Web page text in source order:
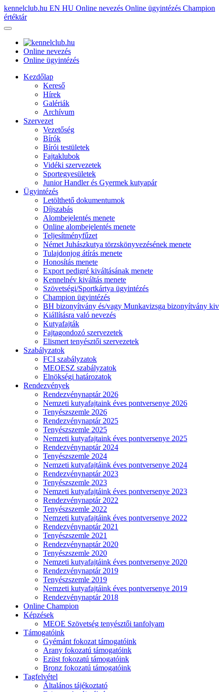
kennelclub.hu EN HU Online nevezés Online ügyintézés Champion
értéktár
Online nevezés
Online ügyintézés
Kezdőlap
Kereső
Hírek
Galériák
Archívum
Szervezet
Vezetőség
Bírók
Bírói testületek
Fajtaklubok
Vidéki szervezetek
Sportegyesületek
Junior Handler és Gyermek kutyapár
Ügyintézés
Letölthető dokumentumok
Díjszabás
Alombejelentés menete
Online alombejelentés menete
Teljesítményfűzet
Német Juhászkutya törzskönyvezésének menete
Tulajdonjog átírás menete
Honosítás menete
Export pedigré kiváltásának menete
Kennelnév kiváltás menete
Szövetségi/Sportkártya ügyintézés
Champion ügyintézés
BH bizonyítvány és/vagy Munkavizsga bizonyítvány
Kiállításra való nevezés
Kutyafajták
Fajtagondozó szervezetek
Elismert tenyésztői szervezetek
Szabályzatok
FCI szabályzatok
MEOESZ szabályzatok
Elnökségi határozatok
Rendezvények
Rendezvénynaptár 2026
Nemzeti kutyafajtaink éves pontversenye 2026
Tenyészszemle 2026
Rendezvénynaptár 2025
Tenyészszemle 2025
Nemzeti kutyafajtaink éves pontversenye 2025
Rendezvénynaptár 2024
Tenyészszemle 2024
Nemzeti kutyafajtáink éves pontversenye 2024
Rendezvénynaptár 2023
Tenyészszemle 2023
Nemzeti kutyafajtáink éves pontversenye 2023
Rendezvénynaptár 2022
Tenyészszemle 2022
Nemzeti kutyafajtáink éves pontversenye 2022
Rendezvénynaptár 2021
Tenyészszemle 2021
Rendezvénynaptár 2020
Tenyészszemle 2020
Nemzeti kutyafajtáink éves pontversenye 2020
Rendezvénynaptár 2019
Tenyészszemle 2019
Nemzeti kutyafajtáink éves pontversenye 2019
Rendezvénynaptár 2018
Online Champion
Képzések
MEOE Szövetség tenyésztői tanfolyam
Támogatóink
Gyémánt fokozat támogatóink
Arany fokozatú támogatóink
Ezüst fokozatú támogatóink
Bronz fokozatú támogatóink
Tagfelvétel
Általános tájékoztató